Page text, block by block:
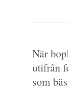
När
utifrån
som